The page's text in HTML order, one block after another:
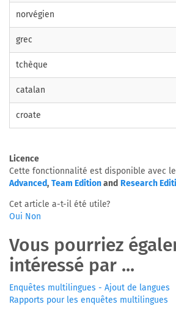
norvégien
grec
tchèque
catalan
croate
Licence
Cette fonctionnalité est disponible avec
Advanced, Team Editionand Research
Cet article a-t-il été utile?
Oui Non
Vous pourriez
intéressé par ...
Enquêtes multilingues - Ajout de langues
Rapports pour les enquêtes multilingues